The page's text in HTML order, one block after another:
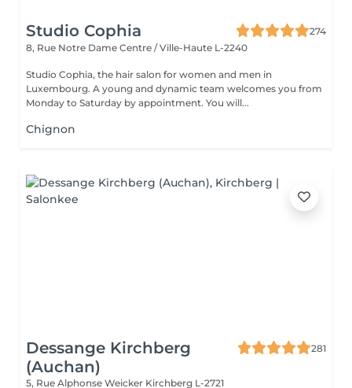
Studio Cophia
274
8, Rue Notre Dame Centre / Ville-Haute L-2240
Studio Cophia, the hair salon for women and men in
Luxembourg. A young and dynamic team welcomes you from
Monday to Saturday by appointment. You will...
Chignon
Dessange Kirchberg
(Auchan)
281
5, Rue Alphonse Weicker Kirchberg L-2721